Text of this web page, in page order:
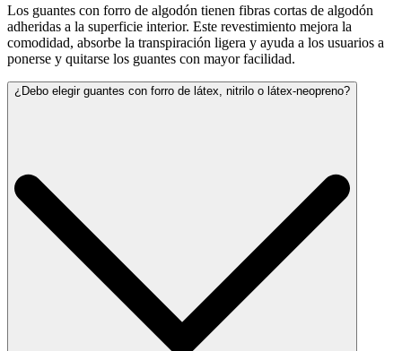
Los guantes con forro de algodón tienen fibras cortas de algodón
adheridas a la superficie interior. Este revestimiento mejora la
comodidad, absorbe la transpiración ligera y ayuda a los usuarios a
ponerse y quitarse los guantes con mayor facilidad.
¿Debo elegir guantes con forro de látex, nitrilo o látex-neopreno?